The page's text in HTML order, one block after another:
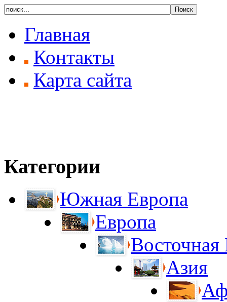
Главная
Контакты
Карта сайта
Категории
Южная Европа
Европа
Восточная
Азия